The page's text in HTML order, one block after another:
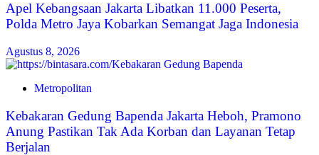
Apel Kebangsaan Jakarta Libatkan 11.000 Peserta,
Polda Metro Jaya Kobarkan Semangat Jaga Indonesia
Agustus 8, 2026
Metropolitan
Kebakaran Gedung Bapenda Jakarta Heboh, Pramono
Anung Pastikan Tak Ada Korban dan Layanan Tetap
Berjalan